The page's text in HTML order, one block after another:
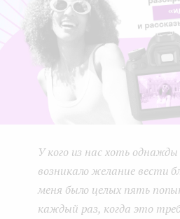
У кого из нас хоть
возникало желание вести
меня было целых пять
каждый раз, когда это